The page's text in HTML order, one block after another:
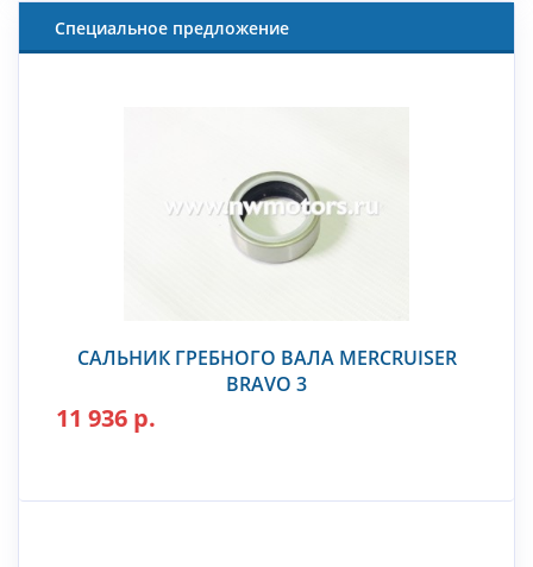
Специальное предложение
САЛЬНИК ГРЕБНОГО ВАЛА MERCRUISER
BRAVO 3
11 936 р.